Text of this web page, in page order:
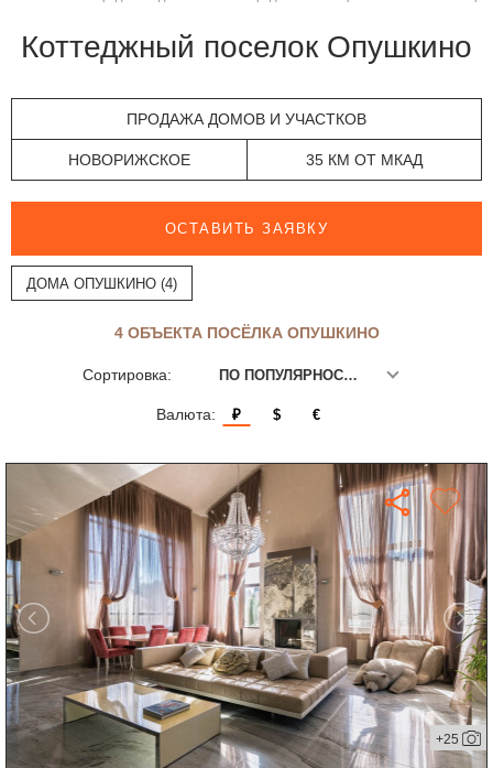
Коттеджный поселок Опушкино
ПРОДАЖА ДОМОВ И УЧАСТКОВ
НОВОРИЖСКОЕ 35 КМ ОТ МКАД
ОСТАВИТЬ ЗАЯВКУ
ДОМА ОПУШКИНО (4)
4 ОБЪЕКТА ПОСЁЛКА ОПУШКИНО
Сортировка: ПО ПОПУЛЯРНОСТИ
Валюта: ₽ $ €
+25